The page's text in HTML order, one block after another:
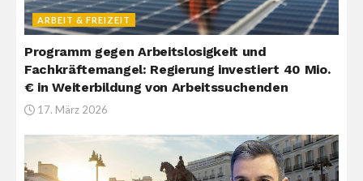
ARBEIT & FREIZEIT
Programm gegen Arbeitslosigkeit und
Fachkräftemangel: Regierung investiert 40 Mio.
€ in Weiterbildung von Arbeitssuchenden
17. März 2026